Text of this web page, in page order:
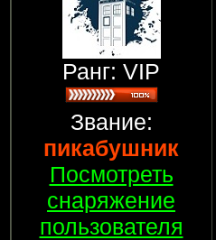
Ранг: VIP
Звание:
пикабушник
Посмотреть
снаряжение
пользователя